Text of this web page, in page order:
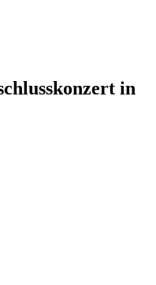
in